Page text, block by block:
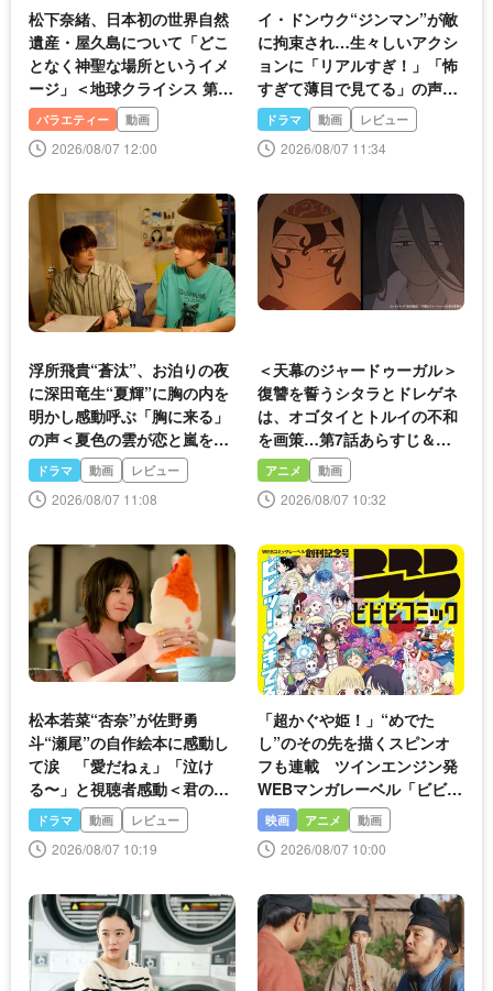
松下奈緒、日本初の世界自然
遺産・屋久島について「どこ
となく神聖な場所というイメ
ージ」＜地球クライシス 第1
4弾＞
バラエティー 動画
2026/08/07 12:00
イ・ドンウク“ジンマン”が敵
に拘束され…生々しいアクシ
ョンに「リアルすぎ！」「怖
すぎて薄目で見てる」の声＜
殺し屋たちの店 2＞
ドラマ 動画 レビュー
2026/08/07 11:34
浮所飛貴“蒼汰”、お泊りの夜
に深田竜生“夏輝”に胸の内を
明かし感動呼ぶ「胸に来る」
の声＜夏色の雲が恋と嵐をま
きおこす＞
ドラマ 動画 レビュー
2026/08/07 11:08
＜天幕のジャードゥーガル＞
復讐を誓うシタラとドレゲネ
は、オゴタイとトルイの不和
を画策…第7話あらすじ＆先
行カット公開
アニメ 動画
2026/08/07 10:32
松本若菜“杏奈”が佐野勇
斗“瀬尾”の自作絵本に感動し
て涙 「愛だねぇ」「泣け
る〜」と視聴者感動＜君の好
きは無敵＞
ドラマ 動画 レビュー
2026/08/07 10:19
「超かぐや姫！」“めでた
し”のその先を描くスピンオ
フも連載 ツインエンジン発
WEBマンガレーベル「ビビビ
コミック」が創刊
映画 アニメ 動画
2026/08/07 10:00